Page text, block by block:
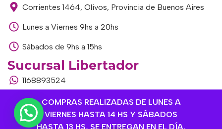
COMPRAS REALIZADAS DE LUNES A
VIERNES HASTA 14 HS Y SÁBADOS
HASTA 13 HS, SE ENTREGAN EN EL DÍA,
Corrientes 1464, Olivos, Provincia de Buenos Aires
Lunes a Viernes 9hs a 20hs
Sábados de 9hs a 15hs
Sucursal Libertador
1168893524
Av. del Libertador 1915, Vte. López, Provincia de
Buenos Aires